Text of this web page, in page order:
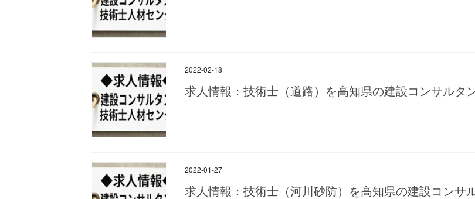
2022-02-18
求人情報：技術士（道路）を高知県の建設コンサルタ
2022-01-27
求人情報：技術士（河川砂防）を高知県の建設コンサ